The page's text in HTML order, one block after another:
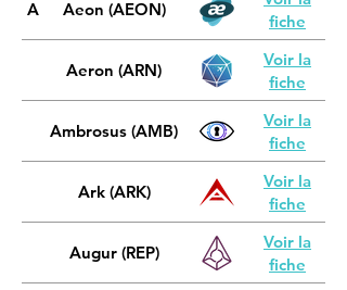
A Aeon (AEON)
fiche
Aeron (ARN)
Voir la
fiche
Ambrosus (AMB)
Voir la
fiche
Ark (ARK)
Voir la
fiche
Augur (REP)
Voir la
fiche